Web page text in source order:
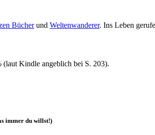
Bücherund Weltenwanderer. Ins Leben
Kindle angeblich bei S. 203).
immer du willst!)